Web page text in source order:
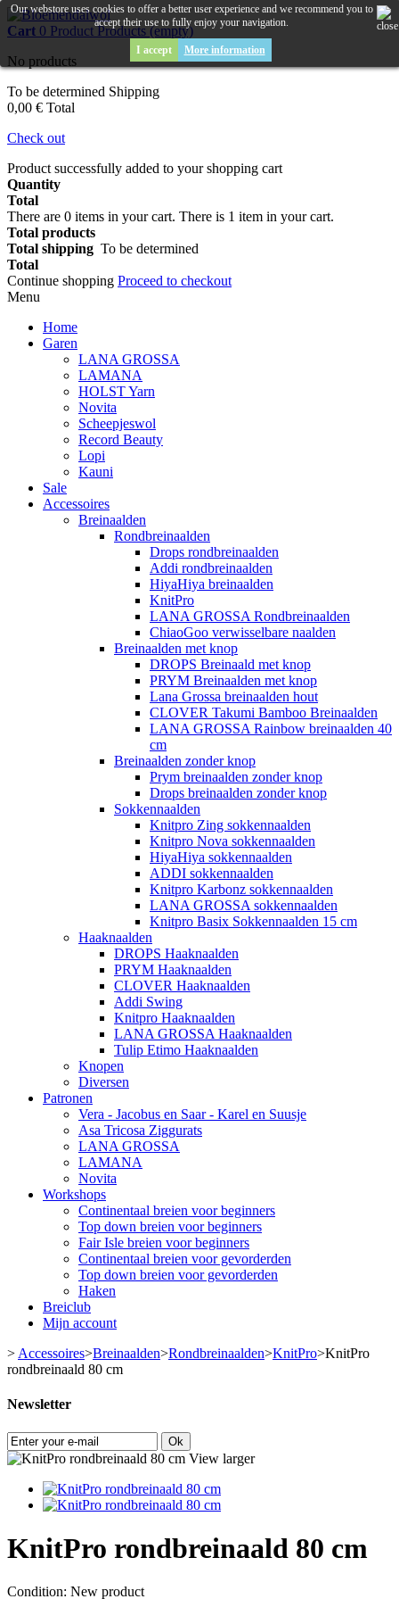
Cart 0 Product Products (empty)
No products
To be determined Shipping
0,00 € Total
Check out
Product successfully added to your shopping cart
Quantity
Total
There are 0 items in your cart. There is 1 item in your cart.
Total products
Total shipping To be determined
Total
Continue shopping Proceed to checkout
Menu
Home
Garen
LANA GROSSA
LAMANA
HOLST Yarn
Novita
Scheepjeswol
Record Beauty
Lopi
Kauni
Sale
Accessoires
Breinaalden
Rondbreinaalden
Drops rondbreinaalden
Addi rondbreinaalden
HiyaHiya breinaalden
KnitPro
LANA GROSSA Rondbreinaalden
ChiaoGoo verwisselbare naalden
Breinaalden met knop
DROPS Breinaald met knop
PRYM Breinaalden met knop
Lana Grossa breinaalden hout
CLOVER Takumi Bamboo Breinaalden
LANA GROSSA Rainbow breinaalden 40
cm
Breinaalden zonder knop
Prym breinaalden zonder knop
Drops breinaalden zonder knop
Sokkennaalden
Knitpro Zing sokkennaalden
Knitpro Nova sokkennaalden
HiyaHiya sokkennaalden
ADDI sokkennaalden
Knitpro Karbonz sokkennaalden
LANA GROSSA sokkennaalden
Knitpro Basix Sokkennaalden 15 cm
Haaknaalden
DROPS Haaknaalden
PRYM Haaknaalden
CLOVER Haaknaalden
Addi Swing
Knitpro Haaknaalden
LANA GROSSA Haaknaalden
Tulip Etimo Haaknaalden
Knopen
Diversen
Patronen
Vera - Jacobus en Saar - Karel en Suusje
Asa Tricosa Ziggurats
LANA GROSSA
LAMANA
Novita
Workshops
Continentaal breien voor beginners
Top down breien voor beginners
Fair Isle breien voor beginners
Continentaal breien voor gevorderden
Top down breien voor gevorderden
Haken
Breiclub
Mijn account
Our webstore uses cookies to offer a better user experience and we recommend you to
accept their use to fully enjoy your navigation.
I accept More information
> Accessoires>Breinaalden>Rondbreinaalden>KnitPro>KnitPro
rondbreinaald 80 cm
Newsletter
Ok
View larger
KnitPro rondbreinaald 80 cm
Condition: New product